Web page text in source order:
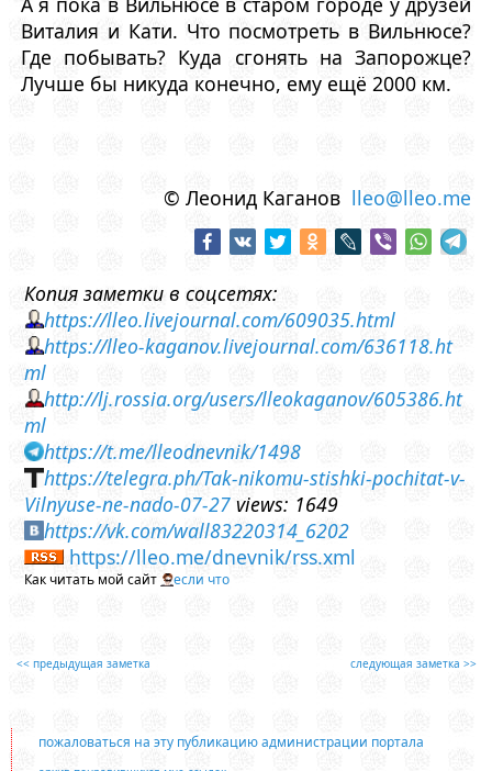
Виталия и Кати. Что посмотреть в Вильнюсе?
Где побывать? Куда сгонять на Запорожце?
Лучше бы никуда конечно, ему ещё 2000 км.
© Леонид Каганов lleo@lleo.me
Копия заметки в соцсетях:
https://lleo.livejournal.com/609035.html
https://lleo-kaganov.livejournal.com/636118.ht
ml
http://lj.rossia.org/users/lleokaganov/605386.ht
ml
https://t.me/lleodnevnik/1498
https://telegra.ph/Tak-nikomu-stishki-pochitat-v-
Vilnyuse-ne-nado-07-27 views: 1649
https://vk.com/wall83220314_6202
https://lleo.me/dnevnik/rss.xml
Как читать мой сайт если что
<< предыдущая заметка следующая заметка >>
пожаловаться на эту публикацию администрации портала